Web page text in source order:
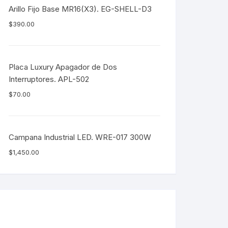
Arillo Fijo Base MR16(X3). EG-SHELL-D3
$390.00
Placa Luxury Apagador de Dos
Interruptores. APL-502
$70.00
Campana Industrial LED. WRE-017 300W
$1,450.00